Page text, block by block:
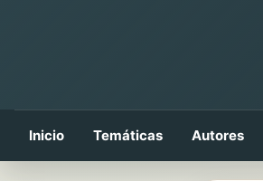
Inicio Temáticas Autores